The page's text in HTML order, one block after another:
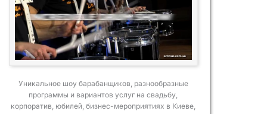
Уникальное шоу барабанщиков, разнообразные
программы и вариантов услуг на свадьбу,
корпоратив, юбилей, бизнес-мероприятиях в Киеве,